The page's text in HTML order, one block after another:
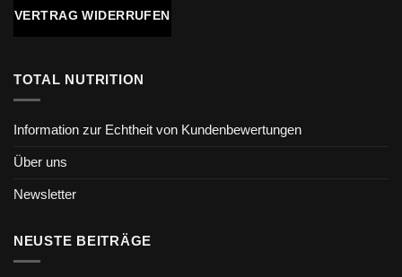
VERTRAG WIDERRUFEN
TOTAL NUTRITION
Information zur Echtheit von Kundenbewertungen
Über uns
Newsletter
NEUSTE BEITRÄGE